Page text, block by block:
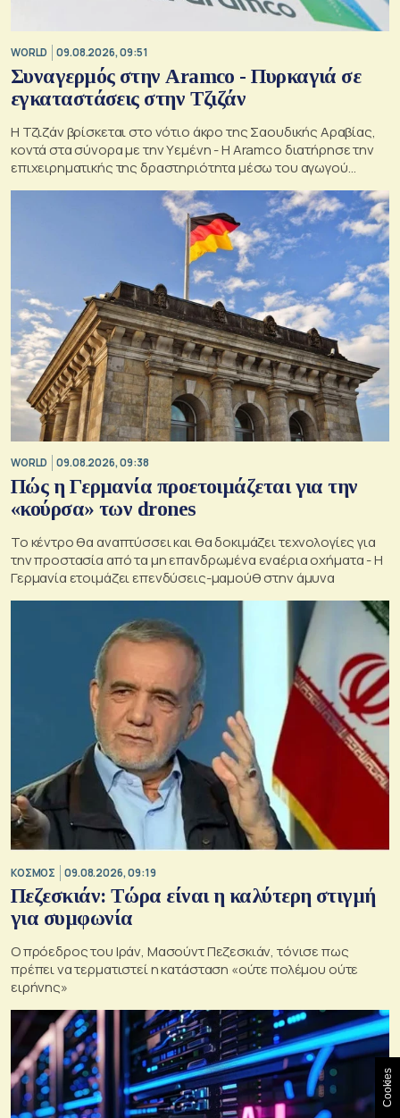
WORLD 09.08.2026, 09:51
Συναγερμός στην Aramco - Πυρκαγιά σε
εγκαταστάσεις στην Τζιζάν
Η Τζιζάν βρίσκεται στο νότιο άκρο της Σαουδικής Αραβίας,
κοντά στα σύνορα με την Υεμένη - Η Aramco διατήρησε την
επιχειρηματικής της δραστηριότητα μέσω του αγωγού
WORLD 09.08.2026, 09:38
Πώς η Γερμανία προετοιμάζεται για την
«κούρσα» των drones
Το κέντρο θα αναπτύσσει και θα δοκιμάζει τεχνολογίες για
την προστασία από τα μη επανδρωμένα εναέρια οχήματα - Η
Γερμανία ετοιμάζει επενδύσεις-μαμούθ στην άμυνα
ΚΟΣΜΟΣ 09.08.2026, 09:19
Πεζεσκιάν: Τώρα είναι η καλύτερη στιγμή
για συμφωνία
Ο πρόεδρος του Ιράν, Μασούντ Πεζεσκιάν, τόνισε πως
πρέπει να τερματιστεί η κατάσταση «ούτε πολέμου ούτε
ειρήνης»
Cookies